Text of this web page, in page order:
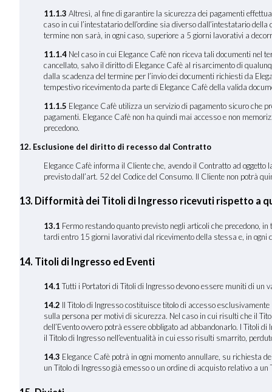
11.1.3 Altresì, al fine di garantire la sicurezza dei pagamenti
caso in cui l’intestatario dell’ordine sia diverso dall’intestatario
termine non sarà, in ogni caso, superiore a 5 giorni lavorativi a
11.1.4 Nel caso in cui Elegance Cafè non riceva tali documenti nel
cancellato, salvo il diritto di Elegance Cafè al risarcimento di
dalla scadenza del termine per l’invio dei documenti richiesti da
tempestivo ricevimento da parte di Elegance Cafè della valida
11.1.5 Elegance Cafè utilizza un servizio di pagamento sicuro che
pagamenti. Elegance Cafè non ha quindi mai accesso e non
precedono.
12. Esclusione del diritto di recesso dal Contratto
Elegance Cafè informa il Cliente che, avendo il Contratto ad
previsto dall’art. 52 del Codice del Consumo. Il Cliente non potrà
13. Difformità dei Titoli di Ingresso ricevuti rispetto a
13.1 Fermo restando quanto previsto negli articoli che precedono,
tardi entro 15 giorni lavorativi dal ricevimento della stessa e, in ogni
14. Titoli di Ingresso ed Eventi
14.1 Tutti i Portatori di Titoli di Ingresso devono essere muniti di un
14.2 Il Titolo di Ingresso costituisce titolo di accesso
sulla persona per motivi di sicurezza. Nel caso in cui risulti che il
dell’Evento ovvero potrà essere obbligato ad abbandonarlo. I Titoli
il Titolo di Ingresso nell’eventualità in cui esso risulti smarrito,
14.3 Elegance Cafè potrà in ogni momento annullare, su richiesta
un Titolo di Ingresso già emesso o un ordine di acquisto relativo a